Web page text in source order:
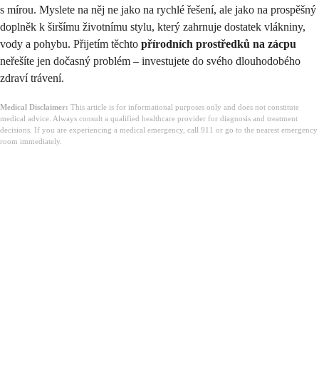
s mírou. Myslete na něj ne jako na rychlé řešení, ale jako na prospěšný
doplněk k širšímu životnímu stylu, který zahrnuje dostatek vlákniny,
vody a pohybu. Přijetím těchto přírodních prostředků na zácpu
neřešíte jen dočasný problém – investujete do svého dlouhodobého
zdraví trávení.
Medical Disclaimer: This article is for informational purposes only and does not constitute
medical advice. Always consult a qualified healthcare provider for diagnosis and treatment
decisions. If you are experiencing a medical emergency, call 911 or go to the nearest emergency
room immediately.